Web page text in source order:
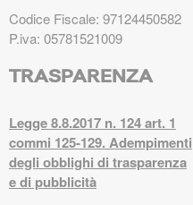
Codice Fiscale: 97124450582
P.iva: 05781521009
TRASPARENZA
Legge 8.8.2017 n. 124 art. 1
commi 125-129. Adempimenti
degli obblighi di trasparenza
e di pubblicità